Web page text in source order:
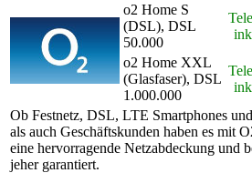
o2 Home S
(DSL), DSL
50.000
o2 Home XXL
(Glasfaser), DSL
1.000.000
Ob Festnetz, DSL, LTE Smartphones
als auch Geschäftskunden haben es mit
eine hervorragende Netzabdeckung und
jeher garantiert.